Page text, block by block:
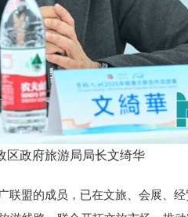
区政府旅游局局长文绮华
联盟的成员，已在文旅、会展、